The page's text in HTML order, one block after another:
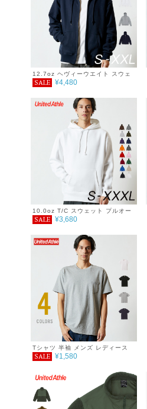
12.7oz ヘヴィーウエイト スウェ
ット ジップパーカー 裏パイル 無
しゃれ 秋 冬
SALE ¥4,480
10.0oz T/C スウェット プルオー
バー パーカー 無地 メンズ レディ
SALE ¥3,680
Tシャツ 半袖 メンズ レディース
無地 オーセンティック スーパーヘ
ツ シンプル おしゃれ 重ね着 春 夏
SALE ¥1,580